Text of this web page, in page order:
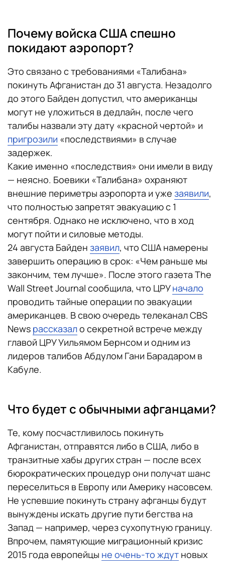
Почему войска США спешно
покидают аэропорт?
Это связано с требованиями «Талибана»
покинуть Афганистан до 31 августа. Незадолго
до этого Байден допустил, что американцы
могут не уложиться в дедлайн, после чего
талибы назвали эту дату «красной чертой» и
пригрозили «последствиями» в случае
задержек.
Какие именно «последствия» они имели в виду
— неясно. Боевики «Талибана» охраняют
внешние периметры аэропорта и уже заявили,
что полностью запретят эвакуацию с 1
сентября. Однако не исключено, что в ход
могут пойти и силовые методы.
24 августа Байден заявил, что США намерены
завершить операцию в срок: «Чем раньше мы
закончим, тем лучше». После этого газета The
Wall Street Journal сообщила, что ЦРУначало
проводить тайные операции по эвакуации
американцев. В свою очередь телеканал CBS
News рассказало секретной встрече между
главой ЦРУ Уильямом Бернсом и одним из
лидеров талибов Абдулом Гани Барадаром в
Кабуле.
Что будет с обычными афганцами?
Те, кому посчастливилось покинуть
Афганистан, отправятся либо в США, либо в
транзитные хабы других стран — после всех
бюрократических процедур они получат шанс
переселиться в Европу или Америку насовсем.
Не успевшие покинуть страну афганцы будут
вынуждены искать другие пути бегства на
Запад — например, через сухопутную границу.
Впрочем, памятующие миграционный кризис
2015 года европейцы не очень-то ждут новых